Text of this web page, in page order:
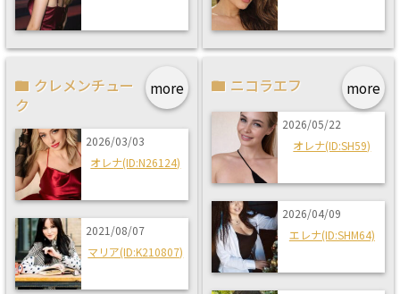
more
クレメンチュー
ク
2026/03/03
オレナ(ID:N26124)
2021/08/07
マリア(ID:K210807)
more
ニコラエフ
2026/05/22
オレナ(ID:SH59)
2026/04/09
エレナ(ID:SHM64)